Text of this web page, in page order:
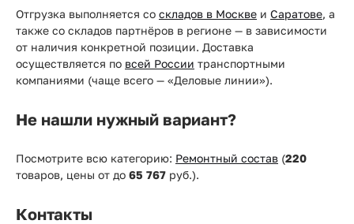
Отгрузка выполняется со складов в Москве и Саратове, а
также со складов партнёров в регионе — в зависимости
от наличия конкретной позиции. Доставка
осуществляется по всей России транспортными
компаниями (чаще всего — «Деловые линии»).
Не нашли нужный вариант?
Посмотрите всю категорию: Ремонтный состав (220
товаров, цены от до 65 767 руб.).
Контакты